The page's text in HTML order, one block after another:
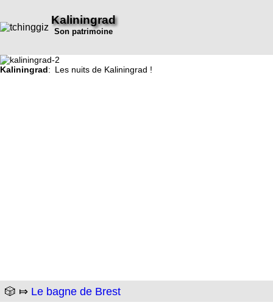
Kaliningrad
Son patrimoine
Kaliningrad: Les nuits de Kaliningrad !
🎲 ⤇ Le bagne de Brest